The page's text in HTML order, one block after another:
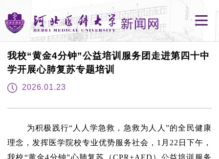
我校“黄金4分钟”公益培训服务团走进第四十中
学开展心肺复苏专题培训
2026.01.23
为积极践行“人人学急救，急救为人人”的全民健康
理念，发挥医学院校专业优势服务社会，1月22日下午，
我校“黄金4分钟”心肺复苏（CPR+AED）公益培训服务